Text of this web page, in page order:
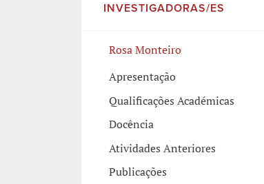
INVESTIGADORAS/ES
Rosa Monteiro
Apresentação
Qualificações Académicas
Docência
Atividades Anteriores
Publicações